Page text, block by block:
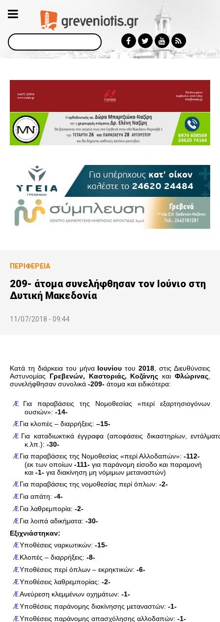
Αναζήτηση
ΠΕΡΙΦΈΡΕΙΑ
209- άτομα συνελήφθησαν τον Ιούνιο στη
Δυτική Μακεδονία
11/07/2018 - 09:44
Κατά τη διάρκεια του μήνα Ιουνίου του2018 , στις Διευθύνσεις
Αστυνομίας Γρεβενών, Καστοριάς, Κοζάνης και Φλώρινας
συνελήφθησαν συνολικά -209- άτομα και ειδικότερα:
Æ
Για παραβάσεις της Νομοθεσίας «περί εξαρτησιογόνων
ουσιών»: -14-
Æ Για κλοπές – διαρρήξεις: –15-
Æ Για καταδιωκτικά έγγραφα (αποφάσεις δικαστηρίων,
κ.λπ.): -30-
Æ Για παραβάσεις της Νομοθεσίας «περί Αλλοδαπών»: -112-
(εκ των οποίων -111- για παράνομη είσοδο και παραμονή
και -1- για διακίνηση μη νόμιμων μεταναστών)
Æ Για παραβάσεις της νομοθεσίας περί όπλων: -2-
Æ Για απάτη: -4-
Æ Για λαθρεμπορία: -2-
Æ Για λοιπά αδικήματα: -30-
Εξιχνιάστηκαν:
ÆΥποθέσεις ναρκωτικών: -15-
Æ Κλοπές – διαρρήξεις: -8-
ÆΥποθέσεις περί όπλων – εκρηκτικών: -6-
ÆΥποθέσεις λαθρεμπορίας: -2-
ÆΑνεύρεση κλεμμένων οχημάτων: -1-
ÆΥποθέσεις παράνομης διακίνησης μεταναστών: -1-
ÆΥποθέσεις παράνομης απασχόλησης αλλοδαπών: -1-